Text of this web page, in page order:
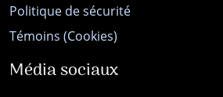
Politique de sécurité
Témoins (Cookies)
Média sociaux